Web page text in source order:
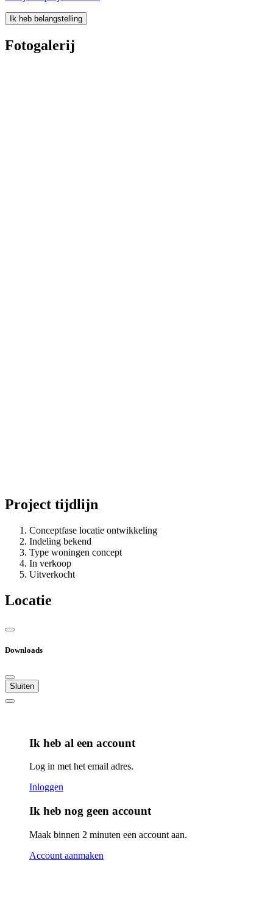
Ik heb belangstelling
Fotogalerij
Project tijdlijn
Conceptfase locatie ontwikkeling
Indeling bekend
Type woningen concept
In verkoop
Uitverkocht
Locatie
Downloads
Sluiten
Ik heb al een account
Log in met het email adres.
Inloggen
Ik heb nog geen account
Maak binnen 2 minuten een account aan.
Account aanmaken